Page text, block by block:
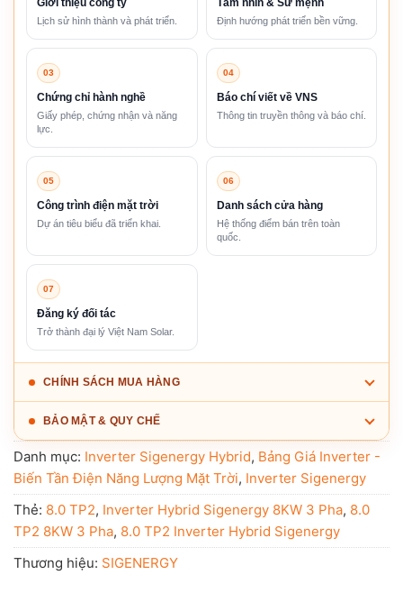
Lịch sử hình thành và phát triển. Định hướng phát triển bền vững.
03
Chứng chỉ hành nghề
Giấy phép, chứng nhận và năng
lực.
04
Báo chí viết về VNS
Thông tin truyền thông và báo chí.
05
Công trình điện mặt trời
Dự án tiêu biểu đã triển khai.
06
Danh sách cửa hàng
Hệ thống điểm bán trên toàn
quốc.
07
Đăng ký đối tác
Trở thành đại lý Việt Nam Solar.
CHÍNH SÁCH MUA HÀNG
BẢO MẬT & QUY CHẾ
Danh mục: Inverter Sigenergy Hybrid, Bảng Giá Inverter -
Biến Tần Điện Năng Lượng Mặt Trời, Inverter Sigenergy
Thẻ: 8.0 TP2, Inverter Hybrid Sigenergy 8KW 3 Pha, 8.0
TP2 8KW 3 Pha, 8.0 TP2 Inverter Hybrid Sigenergy
Thương hiệu: SIGENERGY